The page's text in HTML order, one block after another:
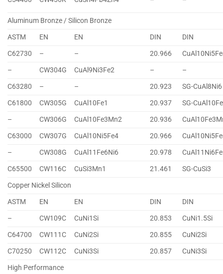
Aluminum Bronze / Silicon Bronze
ASTM
EN EN DIN
DIN
C62730
– – 20.966
–
CW304G CuAl9Ni3Fe2 –
–
C63280
– – 20.923
SG-CuAl8Ni6
C61800
CW305G CuAl10Fe1 20.937
SG-CuAl10Fe
–
CW306G CuAl10Fe3Mn2 20.936
C63000
CW307G CuAl10Ni5Fe4 20.966
–
CW308G CuAl11Fe6Ni6 20.978
C65500
CW116C CuSi3Mn1 21.461
SG-CuSi3
Copper Nickel Silicon
ASTM
EN EN DIN
DIN
–
CW109C CuNi1Si 20.853
CuNi1.5Si
C64700
CW111C CuNi2Si 20.855
CuNi2Si
C70250
CW112C CuNi3Si 20.857
CuNi3Si
High Performance